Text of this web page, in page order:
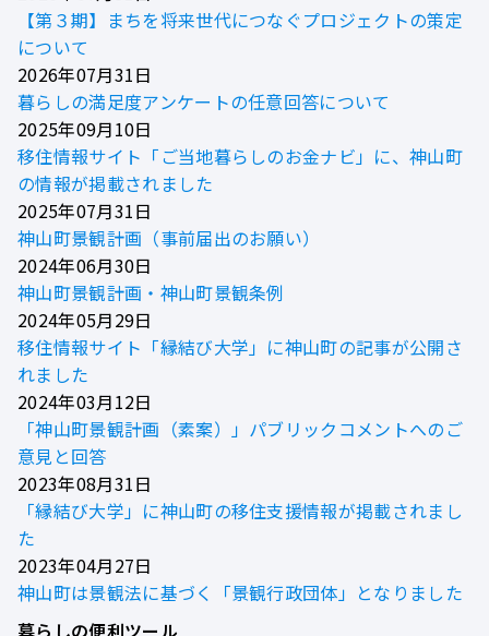
【第３期】まちを将来世代につなぐプロジェクトの策定
について
2026年07月31日
暮らしの満足度アンケートの任意回答について
2025年09月10日
移住情報サイト「ご当地暮らしのお金ナビ」に、神山町
の情報が掲載されました
2025年07月31日
神山町景観計画（事前届出のお願い）
2024年06月30日
神山町景観計画・神山町景観条例
2024年05月29日
移住情報サイト「縁結び大学」に神山町の記事が公開さ
れました
2024年03月12日
「神山町景観計画（素案）」パブリックコメントへのご
意見と回答
2023年08月31日
「縁結び大学」に神山町の移住支援情報が掲載されまし
た
2023年04月27日
神山町は景観法に基づく「景観行政団体」となりました
暮らしの便利ツール